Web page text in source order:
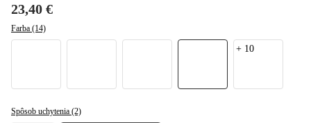
23,40 €
Farba (14)
+ 10
Spôsob uchytenia (2)